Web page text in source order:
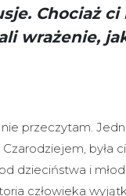
Chociaż
wrażenie,
przeczytam.
była
dzieciństwa i
człowieka